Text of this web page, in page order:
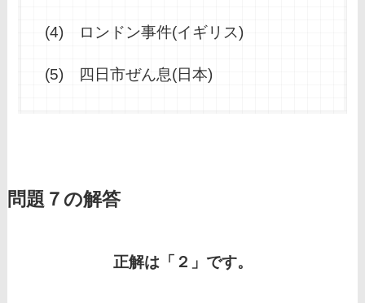
(4) ロンドン事件(イギリス)
(5) 四日市ぜん息(日本)
問題７の解答
正解は「２」です。